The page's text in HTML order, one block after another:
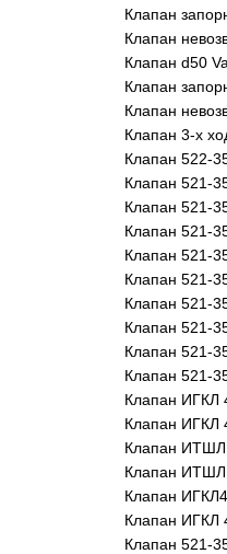
Клапан
Клапан
Клапан d50
Клапан
Клапан
Клапан 3-х
Клапан 522-
Клапан 521-
Клапан 521-
Клапан 521-
Клапан 521-
Клапан 521-
Клапан 521-
Клапан 521-
Клапан 521-
Клапан 521-
Клапан ИГКЛ
Клапан ИГКЛ
Клапан ИТШЛ
Клапан ИТШЛ
Клапан
Клапан ИГКЛ
Клапан 521-